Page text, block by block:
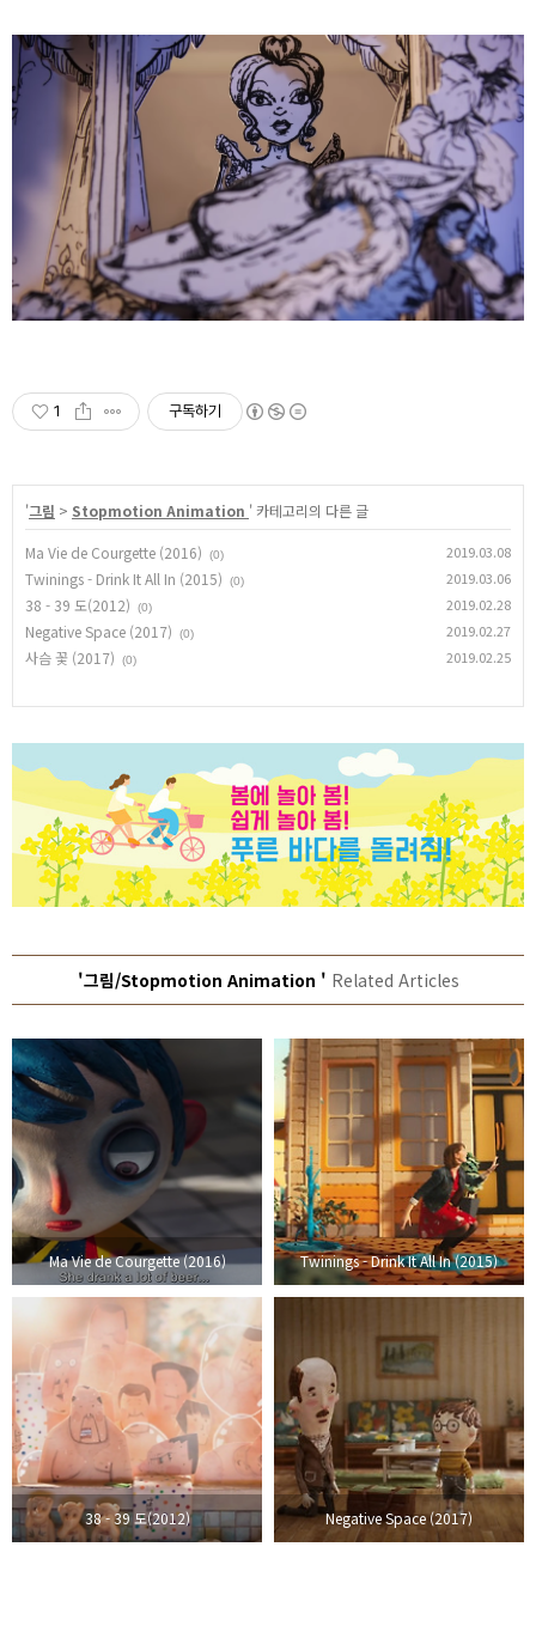
1 구독하기
'그림 > Stopmotion Animation ' 카테고리의 다른 글
Ma Vie de Courgette (2016) (0) 2019.03.08
Twinings - Drink It All In (2015) (0) 2019.03.06
38 - 39 도(2012) (0) 2019.02.28
Negative Space (2017) (0) 2019.02.27
사슴 꽃 (2017) (0) 2019.02.25
'그림/Stopmotion Animation ' Related Articles
Ma Vie de Courgette (2016) Twinings - Drink It All In (2015)
38 - 39 도(2012) Negative Space (2017)